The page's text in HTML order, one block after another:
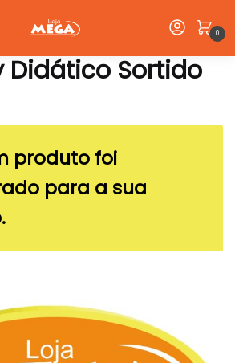
0
Didático Sortido
produto foi
para a sua